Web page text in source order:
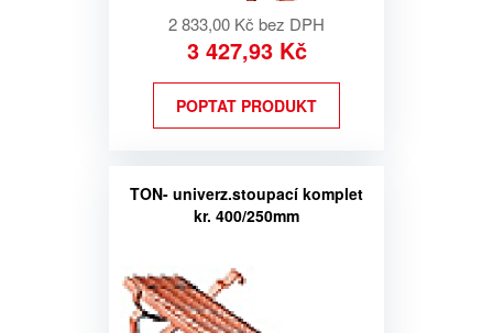
2 833,00 Kč bez DPH
3 427,93 Kč
POPTAT PRODUKT
TON- univerz.stoupací komplet
kr. 400/250mm